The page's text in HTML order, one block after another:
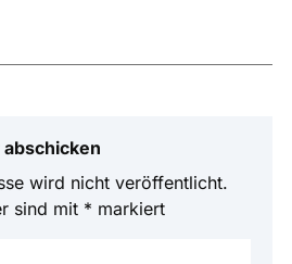
wird nicht veröffentlicht.
sind mit * markiert